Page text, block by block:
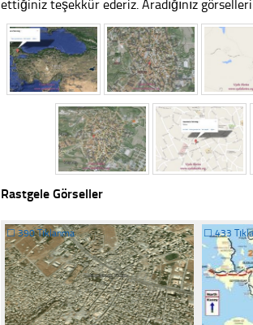
ettiğiniz teşekkür ederiz. Aradığınız
Rastgele Görseller
☐390 Tıklanma ☐433